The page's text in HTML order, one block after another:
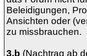
Beleidigungen,
Ansichten oder
zu missbrauchen.
3.b (Nachtrag ab